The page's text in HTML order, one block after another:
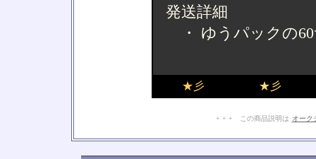
発送詳細
・ ゆうパックの
★彡 ★彡
+ + + この商品説明は オーク